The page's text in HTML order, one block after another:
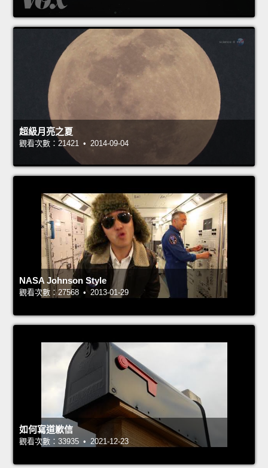
超級月亮之夏
觀看次數：21421 • 2014-09-04
NASA Johnson Style
觀看次數：27568 • 2013-01-29
如何寫道歉信
觀看次數：33935 • 2021-12-23